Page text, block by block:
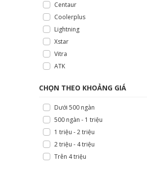
Centaur
Coolerplus
Lightning
Xstar
Vitra
ATK
CHỌN THEO KHOẢNG GIÁ
Dưới 500 ngàn
500 ngàn - 1 triệu
1 triệu - 2 triệu
2 triệu - 4 triệu
Trên 4 triệu